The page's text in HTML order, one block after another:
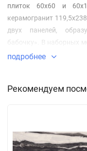
плиток 60х60 и
керамогранит
двух панелей,
бабочку». В наборных
РИАЛЬТО НОБИЛЕ
(итал. quadrifolio -
искусстве эпохи
подробнее
Рекомендуем